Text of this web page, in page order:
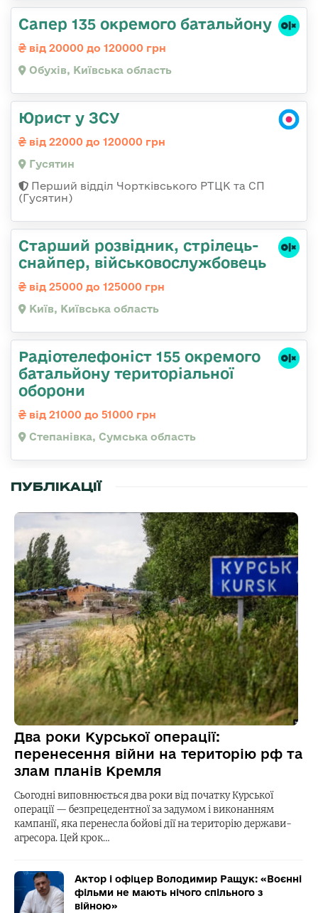
Сапер 135 окремого батальйону
від 20000 до 120000 грн
Обухів, Київська область
Юрист у ЗСУ
від 22000 до 120000 грн
Гусятин
Перший відділ Чортківського РТЦК та СП
(Гусятин)
Стаpший pозвідник, стрілець-
снайпеp, військовослужбовець
від 25000 до 125000 грн
Київ, Київська область
Радіотелефоніст 155 окремого
батальйону територіальної
оборони
від 21000 до 51000 грн
Степанівка, Сумська область
ПУБЛІКАЦІЇ
Два роки Курської операції:
перенесення війни на територію рф та
злам планів Кремля
Сьогодні виповнюється два роки від початку Курської
операції — безпрецедентної за задумом і виконанням
кампанії, яка перенесла бойові дії на територію держави-
агресора. Цей крок…
Актор і офіцер Володимир Ращук: «Воєнні
фільми не мають нічого спільного з
війною»